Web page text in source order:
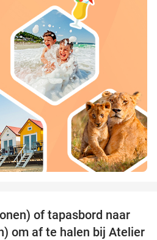
34%
of tapasbord naar
om af te halen bij Atelier